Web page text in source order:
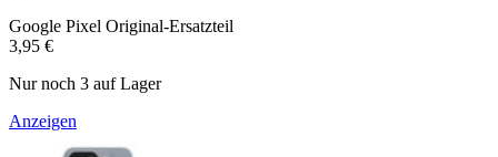
Google Pixel Original-Ersatzteil
3,95 €
Nur noch 3 auf Lager
Anzeigen